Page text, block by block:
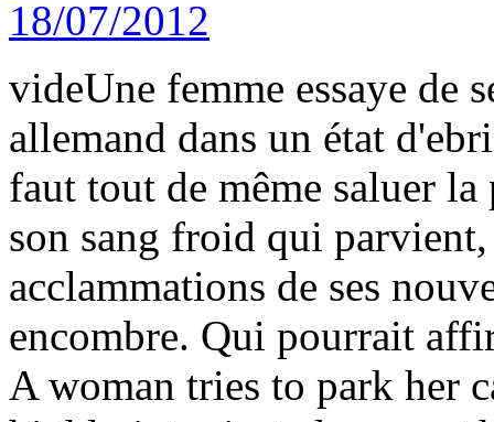
videUne femme essaye de
allemand dans un état
faut tout de même saluer
son sang froid qui
acclammations de ses
encombre. Qui pourrait
A woman tries to park her